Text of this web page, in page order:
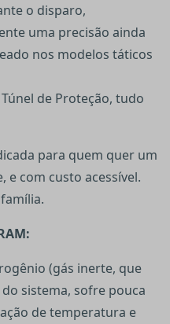
o disparo,
uma precisão ainda
nos modelos táticos
de Proteção, tudo
para quem quer um
e com custo acessível.
(gás inerte, que
sistema, sofre pouca
de temperatura e